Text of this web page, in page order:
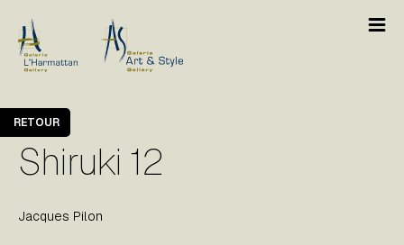
Shiruki 12
Jacques Pilon
RETOUR